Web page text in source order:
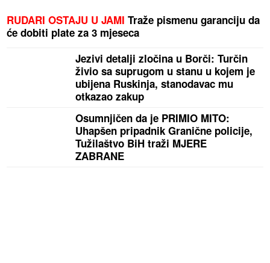
RUDARI OSTAJU U JAMI Traže pismenu garanciju da
će dobiti plate za 3 mjeseca
Jezivi detalji zločina u Borči: Turčin
živio sa suprugom u stanu u kojem je
ubijena Ruskinja, stanodavac mu
otkazao zakup
Osumnjičen da je PRIMIO MITO:
Uhapšen pripadnik Granične policije,
Tužilaštvo BiH traži MJERE
ZABRANE